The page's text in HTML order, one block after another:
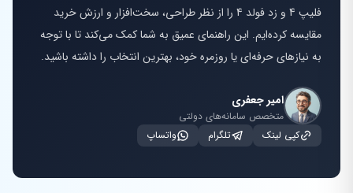
فلیپ 4 و زد فولد 4 را از نظر طراحی، سخت‌افزار و ارزش خرید
مقایسه کرده‌ایم. این راهنمای عمیق به شما کمک می‌کند تا با توجه
به نیازهای حرفه‌ای یا روزمره خود، بهترین انتخاب را داشته باشید.
امیر جعفری
متخصص سامانه‌های دولتی
کپی لینک
تلگرام واتساپ